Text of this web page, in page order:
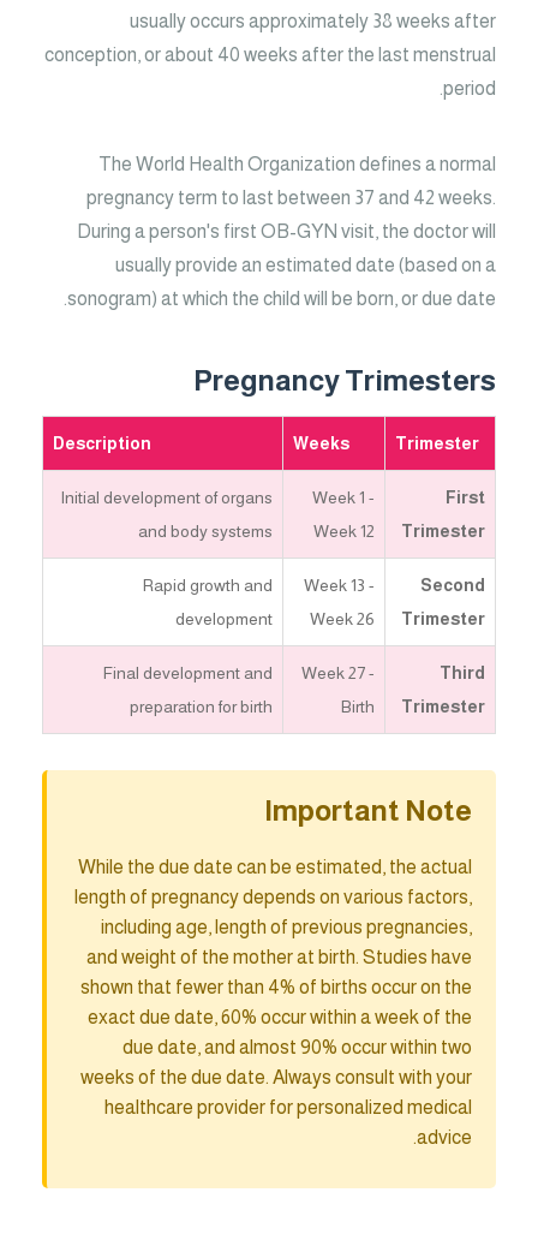
usually occurs approximately 38 weeks after
conception, or about 40 weeks after the last menstrual
period.
The World Health Organization defines a normal
pregnancy term to last between 37 and 42 weeks.
During a person's first OB-GYN visit, the doctor will
usually provide an estimated date (based on a
sonogram) at which the child will be born, or due date.
Pregnancy Trimesters
Trimester
Weeks
Description
First
Trimester
Week 1 -
Week 12
Initial development of organs
and body systems
Second
Trimester
Week 13 -
Week 26
Rapid growth and
development
Third
Trimester
Week 27 -
Birth
Final development and
preparation for birth
Important Note
While the due date can be estimated, the actual
length of pregnancy depends on various factors,
including age, length of previous pregnancies,
and weight of the mother at birth. Studies have
shown that fewer than 4% of births occur on the
exact due date, 60% occur within a week of the
due date, and almost 90% occur within two
weeks of the due date. Always consult with your
healthcare provider for personalized medical
advice.